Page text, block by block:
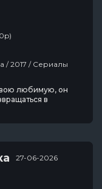
/ 2017 / Сериалы
любимую, он
в
27-06-2026